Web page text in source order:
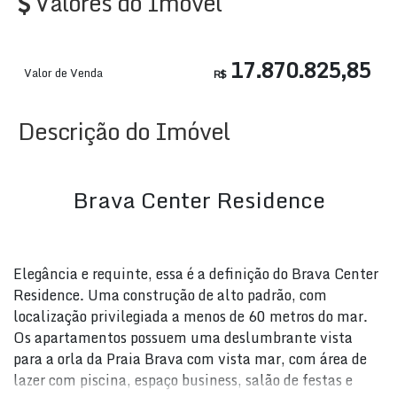
R$17.870.825,85
Valor de Venda
Descrição do Imóvel
Brava Center Residence
Elegância e requinte, essa é a definição do Brava Center
Residence. Uma construção de alto padrão, com
localização privilegiada a menos de 60 metros do mar.
Os apartamentos possuem uma deslumbrante vista
para a orla da Praia Brava com vista mar, com área de
lazer com piscina, espaço business, salão de festas e